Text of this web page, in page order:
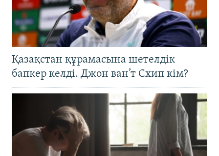
Қазақстан құрамасына шетелдік
бапкер келді. Джон ван’т Схип кім?